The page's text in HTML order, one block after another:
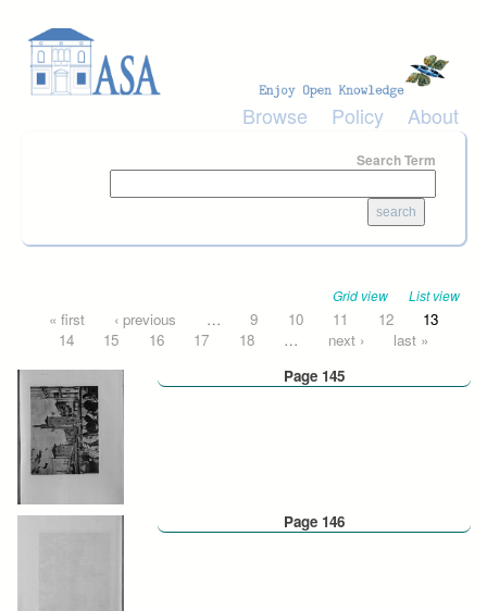
Browse Policy About
Search Term
Grid view List view
Pages« first ‹ previous … 9 10 11 12
13
14
15 16 17 18 … next ›
last »
Page 145
Page 146